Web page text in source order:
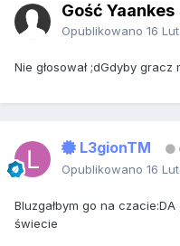
Gość Yaankes
Opublikowano 16
Nie głosował ;dGdyby gracz
L3gionTM
Opublikowano 16
Bluzgałbym go na
świecie